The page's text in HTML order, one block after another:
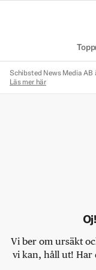
Schibsted News Media
Läs mer här
Vi ber om ursäkt
vi kan, håll ut! Har